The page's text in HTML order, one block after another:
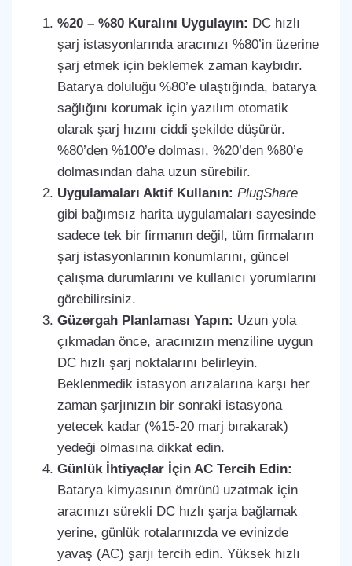
%20 – %80 Kuralını Uygulayın: DC hızlı
şarj istasyonlarında aracınızı %80’in üzerine
şarj etmek için beklemek zaman kaybıdır.
Batarya doluluğu %80’e ulaştığında, batarya
sağlığını korumak için yazılım otomatik
olarak şarj hızını ciddi şekilde düşürür.
%80’den %100’e dolması, %20’den %80’e
dolmasından daha uzun sürebilir.
Uygulamaları Aktif Kullanın: PlugShare
gibi bağımsız harita uygulamaları sayesinde
sadece tek bir firmanın değil, tüm firmaların
şarj istasyonlarının konumlarını, güncel
çalışma durumlarını ve kullanıcı yorumlarını
görebilirsiniz.
Güzergah Planlaması Yapın: Uzun yola
çıkmadan önce, aracınızın menziline uygun
DC hızlı şarj noktalarını belirleyin.
Beklenmedik istasyon arızalarına karşı her
zaman şarjınızın bir sonraki istasyona
yetecek kadar (%15-20 marj bırakarak)
yedeği olmasına dikkat edin.
Günlük İhtiyaçlar İçin AC Tercih Edin:
Batarya kimyasının ömrünü uzatmak için
aracınızı sürekli DC hızlı şarja bağlamak
yerine, günlük rotalarınızda ve evinizde
yavaş (AC) şarjı tercih edin. Yüksek hızlı